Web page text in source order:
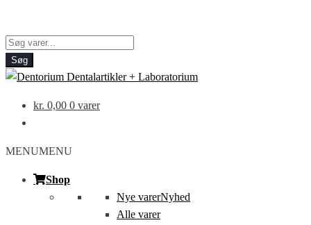
Products
search
Søg
kr. 0,00 0 varer
MENUMENU
Shop
Nye varerNyhed
Alle varer